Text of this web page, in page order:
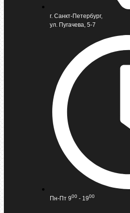
г. Санкт-Петербург,
ул. Пугачева, 5-7
Пн-Пт 900 - 1900